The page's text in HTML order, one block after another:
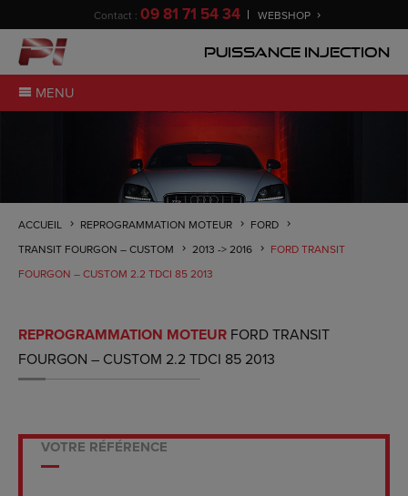
Contact : 09 81 71 54 34 WEBSHOP
Puissance Injection
MENU
ACCUEIL REPROGRAMMATION MOTEUR
FORD
TRANSIT FOURGON – CUSTOM
2013 -> 2016
FORD TRANSIT
FOURGON – CUSTOM 2.2 TDCI 85 2013
REPROGRAMMATION MOTEUR FORD TRANSIT
FOURGON – CUSTOM 2.2 TDCI 85 2013
VOTRE RÉFÉRENCE